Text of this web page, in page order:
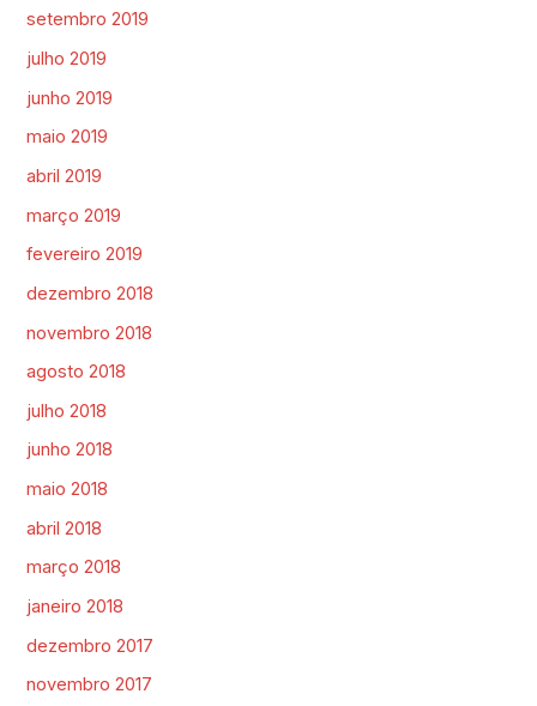
setembro 2019
julho 2019
junho 2019
maio 2019
abril 2019
março 2019
fevereiro 2019
dezembro 2018
novembro 2018
agosto 2018
julho 2018
junho 2018
maio 2018
abril 2018
março 2018
janeiro 2018
dezembro 2017
novembro 2017